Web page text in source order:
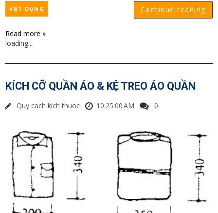
Continue reading
VẬT DỤNG
Read more »
loading...
KÍCH CỠ QUẦN ÁO & KỆ TREO ÁO QUẦN
Quy cach kich thuoc 10:25:00 AM 0